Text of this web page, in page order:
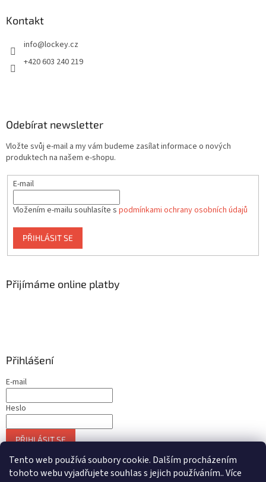
Tento web používá soubory cookie. Dalším procházením
tohoto webu vyjadřujete souhlas s jejich používáním.. Více
Kontakt
info@lockey.cz
+420 603 240 219
Odebírat newsletter
Vložte svůj e-mail a my vám budeme zasílat informace o nových
produktech na našem e-shopu.
E-mail
Vložením e-mailu souhlasíte s podmínkami ochrany osobních údajů
PŘIHLÁSIT SE
Přijímáme online platby
Přihlášení
E-mail
Heslo
PŘIHLÁSIT SE
Nová registraceZapomenuté heslo